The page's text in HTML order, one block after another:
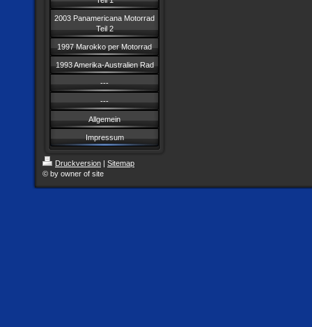
2003 Panamericana Motorrad
Teil 2
1997 Marokko per Motorrad
1993 Amerika-Australien Rad
---
---
Allgemein
Impressum
Druckversion | Sitemap
© by owner of site